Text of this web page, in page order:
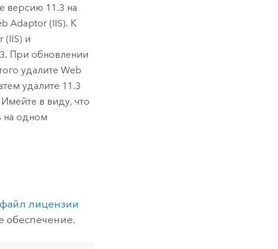
версию 11.3 на
Adaptor (IIS). К
(IIS)и
. При обновлении
удалите Web
удалите 11.3
в виду, что
на одном
лицензии
обеспечение.